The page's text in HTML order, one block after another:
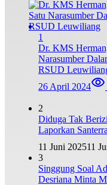
1
Dr. KMS
Narasumber
RSUD
26 April 2024
2
Diduga Tak
Laporkan
11 Juni 202511
3
Singgung Soal
Desriana Minta